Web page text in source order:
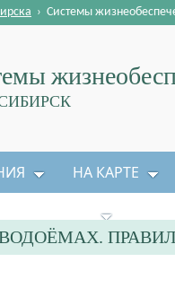
› Системы
НА КАРТЕ